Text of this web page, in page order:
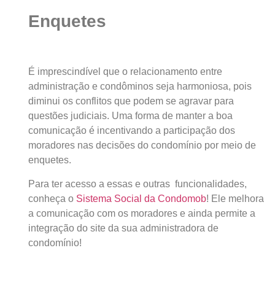
Enquetes
É imprescindível que o relacionamento entre
administração e condôminos seja harmoniosa, pois
diminui os conflitos que podem se agravar para
questões judiciais. Uma forma de manter a boa
comunicação é incentivando a participação dos
moradores nas decisões do condomínio por meio de
enquetes.
Para ter acesso a essas e outras funcionalidades,
conheça o Sistema Social da Condomob! Ele melhora
a comunicação com os moradores e ainda permite a
integração do site da sua administradora de
condomínio!